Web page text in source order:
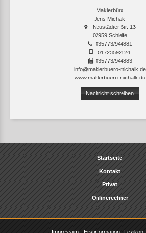
Maklerbüro
Jens Michalk
Neustädter Str. 13
02959 Schleife
035773/944881
01723592124
035773/944883
info@maklerbuero-michalk.de
www.maklerbuero-michalk.de
Nachricht schreiben
Startseite
Kontakt
Privat
Onlinerechner
Impressum Erstinformation Lexikon